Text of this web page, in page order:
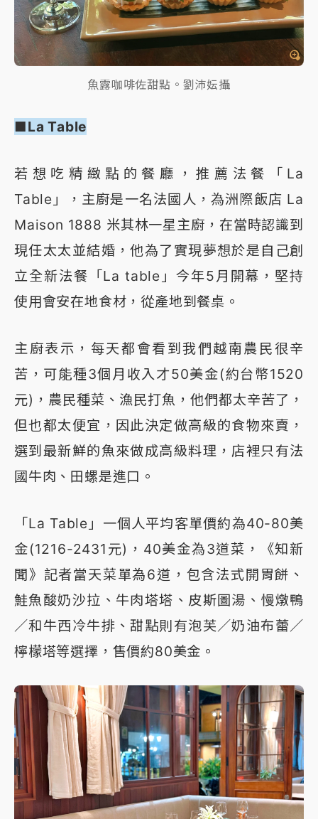
魚露咖啡佐甜點。劉沛妘攝
■La Table
若想吃精緻點的餐廳，推薦法餐「La
Table」，主廚是一名法國人，為洲際飯店 La
Maison 1888 米其林一星主廚，在當時認識到
現任太太並結婚，他為了實現夢想於是自己創
立全新法餐「La table」今年5月開幕，堅持
使用會安在地食材，從產地到餐桌。
主廚表示，每天都會看到我們越南農民很辛
苦，可能種3個月收入才50美金(約台幣1520
元)，農民種菜、漁民打魚，他們都太辛苦了，
但也都太便宜，因此決定做高級的食物來賣，
選到最新鮮的魚來做成高級料理，店裡只有法
國牛肉、田螺是進口。
「La Table」一個人平均客單價約為40-80美
金(1216-2431元)，40美金為3道菜，《知新
聞》記者當天菜單為6道，包含法式開胃餅、
鮭魚酸奶沙拉、牛肉塔塔、皮斯圖湯、慢燉鴨
／和牛西冷牛排、甜點則有泡芙／奶油布蕾／
檸檬塔等選擇，售價約80美金。